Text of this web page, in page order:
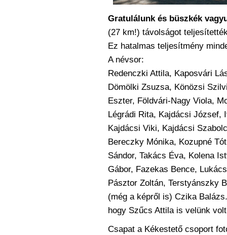
Gratulálunk és büszkék
(27 km!) távolságot
Ez hatalmas teljesítmény
A névsor:
Redenczki Attila, Kaposvári
Dömölki Zsuzsa, Könözsi
Eszter, Földvári-Nagy Viola,
Légrádi Rita, Kajdácsi József,
Kajdácsi Viki, Kajdácsi
Bereczky Mónika, Kozupné
Sándor, Takács Éva, Kolena
Gábor, Fazekas Bence,
Pásztor Zoltán, Terstyánszky
(még a képről is) Czika
hogy Szűcs Attila is velünk
Csapat a Kékestető csoport